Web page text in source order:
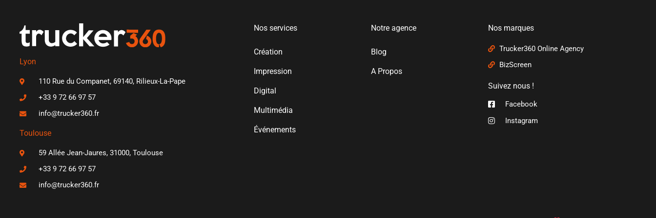
Lyon
110 Rue du Companet, 69140, Rilieux-La-Pape
+33 9 72 66 97 57
info@trucker360.fr
Toulouse
59 Allée Jean-Jaures, 31000, Toulouse
+33 9 72 66 97 57
info@trucker360.fr
Nos services
Création
Impression
Digital
Multimédia
Événements
Notre agence
Blog
A Propos
Nos marques
Trucker360 Online Agency
BizScreen
Suivez nous !
Facebook
Instagram